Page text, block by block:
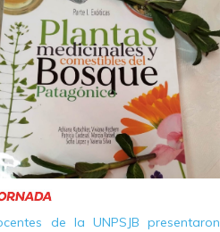
de la UNPSJB presentaron